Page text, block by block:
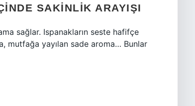
SAKINLIK ARAYIŞI
sağlar. Ispanakların seste hafifçe
mutfağa yayılan sade aroma… Bunlar